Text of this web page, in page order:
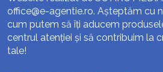
office@e-agentie.ro. Așteptăm cu
cum putem să îți aducem
centrul atenției și să contribuim la
tale!